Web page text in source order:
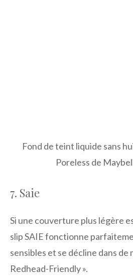
Fond de teint liquide sans
Poreless de
7. Saie
Si une couverture plus légère
slip SAIE fonctionne
sensibles et se décline dans
Redhead-Friendly ».